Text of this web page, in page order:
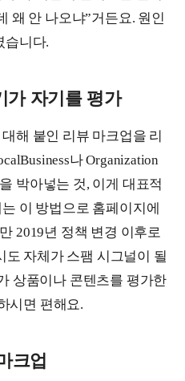
왜 안 나오냐”거든요. 원인
습니다.
가 자기를 평가
해 붙인 리뷰 마크업을 리
나 Organization
박아넣는 것, 이게 대표적
이 방법으로 홈페이지에
2019년 정책 변경 이후로
도 자체가 스팸 시그널이 될
상품이나 콘텐츠를 평가한
시면 편해요.
크업